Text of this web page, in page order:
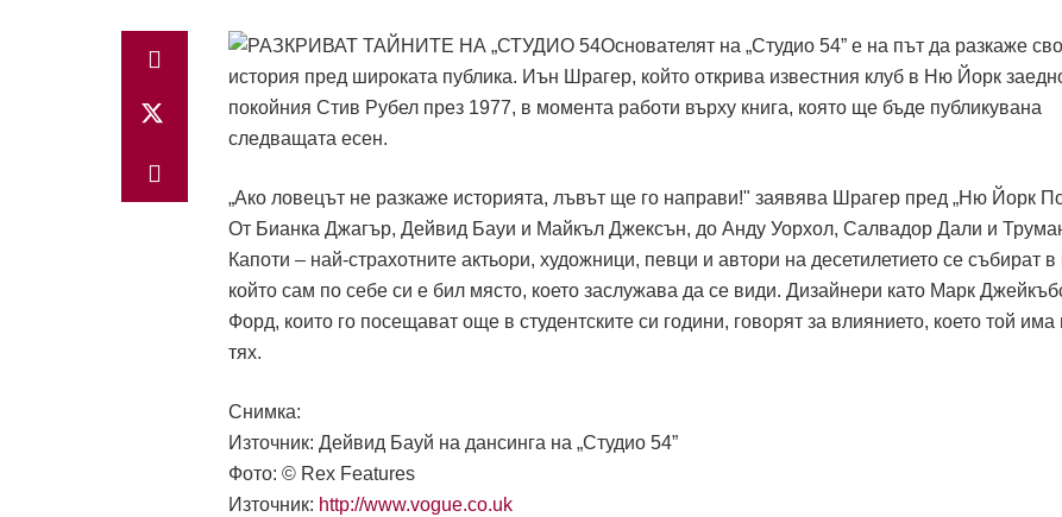
Основателят на „Студио 54” е на път да разкаже
история пред широката публика. Иън Шрагер, който открива известния клуб в Ню Йорк
покойния Стив Рубел през 1977, в момента работи върху книга, която ще бъде публикувана
следващата есен.
„Ако ловецът не разкаже историята, лъвът ще го направи!" заявява Шрагер пред „Ню Йорк
От Бианка Джагър, Дейвид Бауи и Майкъл Джексън, до Анду Уорхол, Салвадор Дали и
Капоти – най-страхотните актьори, художници, певци и автори на десетилетието се събират в
който сам по себе си е бил място, което заслужава да се види. Дизайнери като Марк
Форд, които го посещават още в студентските си години, говорят за влиянието, което той има
тях.
Снимка:
Източник: Дейвид Бауй на дансинга на „Студио 54”
Фото: © Rex Features
Източник: http://www.vogue.co.uk